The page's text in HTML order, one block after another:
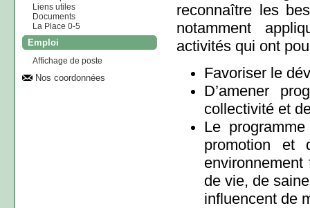
Liens utiles
Documents
La Place 0-5
Emploi
Affichage de poste
Nos coordonnées
reconnaître les
notamment
activités qui ont
Favoriser le
D’amener
collectivité et
Le
promotion et
de vie, de
influencent de